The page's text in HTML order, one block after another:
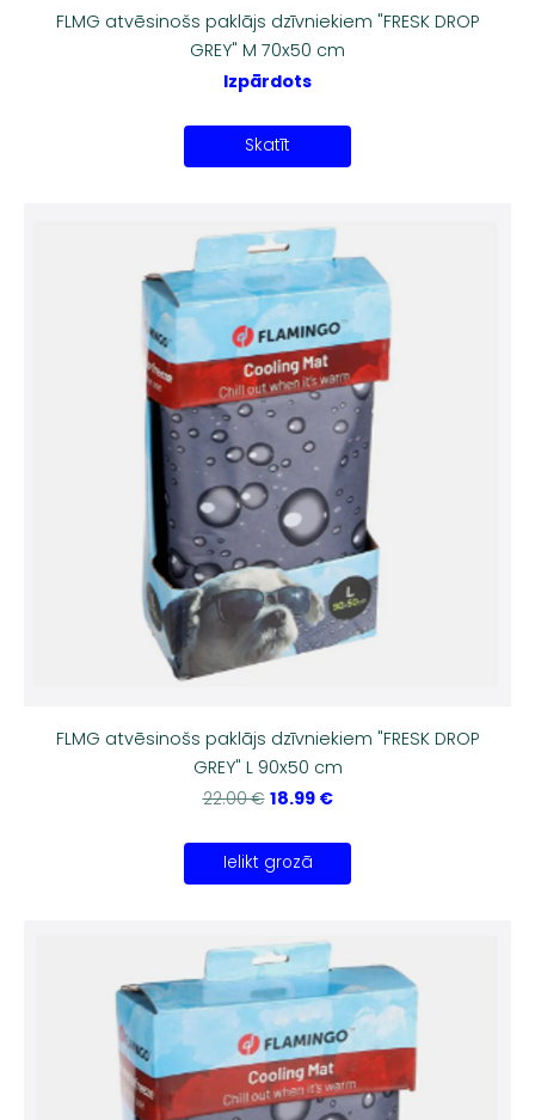
FLMG atvēsinošs paklājs dzīvniekiem "FRESK DROP
GREY" M 70x50 cm
Izpārdots
Skatīt
FLMG atvēsinošs paklājs dzīvniekiem "FRESK DROP
GREY" L 90x50 cm
22.00 € 18.99 €
Ielikt grozā